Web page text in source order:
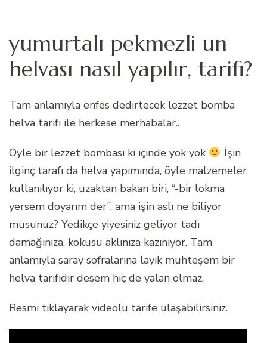
yumurtalı pekmezli un
helvası nasıl yapılır, tarifi?
Tam anlamıyla enfes dedirtecek lezzet bomba
helva tarifi ile herkese merhabalar..
Öyle bir lezzet bombası ki içinde yok yok
İşin
ilginç tarafı da helva yapımında, öyle malzemeler
kullanılıyor ki, uzaktan bakan biri, “-bir lokma
yersem doyarım der”, ama işin aslı ne biliyor
musunuz? Yedikçe yiyesiniz geliyor tadı
damağınıza, kokusu aklınıza kazınıyor. Tam
anlamıyla saray sofralarına layık muhteşem bir
helva tarifidir desem hiç de yalan olmaz.
Resmi tıklayarak videolu tarife ulaşabilirsiniz.